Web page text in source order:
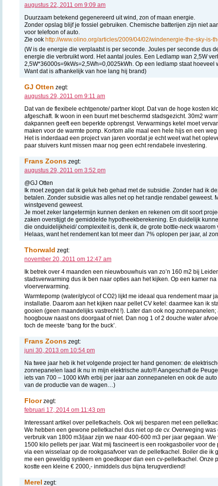
augustus 22, 2011 om 9:09 am
Duurzaam betekend gegenereerd uit wind, zon of maan energie.
Zonder opslag blijf je fossiel gebruiken. Chemische batterijen zijn niet
voor telefoon of auto.
Zie ook http://www.olino.org/articles/2009/04/02/windenergie-the-sky-is-
(W is de energie die verplaatst is per seconde. Joules per seconde dus
energie die verbruikt word. Het aantal joules. Een Ledlamp wan 2,5W
2,5W*36000s=9kWs=2,5Wh=0,0025kWh. Op een ledlamp staat hoeveel
Want dat is afhankelijk van hoe lang hij brand)
GJ Otten zegt:
augustus 29, 2011 om 9:11 am
Dat van de flexibele echtgenote/ partner klopt. Dat van de hoge kosten
afgeschaft. Ik woon in een buurt met beschermd stadsgezicht. 30m2
dakpannen geeft een beperkte opbrengst. Verwarmings ketel moet
maken voor de warmte pomp. Kortom alle maal een hele hijs en een
Het is inderdaad een project van jaren voordat je echt weet wat het
paar stuivers kunt missen maar nog geen echt rendabele investering.
Frans Zoons zegt:
augustus 29, 2011 om 3:52 pm
@GJ Otten
Ik moet zeggen dat ik geluk heb gehad met de subsidie. Zonder had ik
betalen. Zonder subsidie was alles net op het randje rendabel geweest.
winstgevend geweest.
Je moet zeker langetermijn kunnen denken en rekenen om dit soort
zaken overstijgt de gemiddelde hypotheekberekening. En duidelijk
die onduidelijkheid/ complexiteit is, denk ik, de grote bottle-neck
Helaas, want het rendement kan tot meer dan 7% oplopen per jaar, al
Thorwald zegt:
november 20, 2011 om 12:47 am
Ik betrek over 4 maanden een nieuwbouwhuis van zo’n 160 m2 bij
stadsverwarming dus ik ben naar opties aan het kijken. Op een kamer
vloerverwarming.
Warmtepomp (water/glycol of CO2) lijkt me ideaal qua rendement maar
installatie. Daarom aan het kijken naar pellet CV ketel: daarmee kan ik
gooien (geen maandelijks vastrecht !). Later dan ook nog
hoogbouw naast ons doorgaat of niet. Dan nog 1 of 2 douche water
toch de meeste ‘bang for the buck’.
Frans Zoons zegt:
juni 30, 2013 om 10:54 pm
Na twee jaar heb ik het volgende project ter hand genomen: de
zonnepanelen laad ik nu in mijn elektrische auto!!! Aangeschaft de
iets van 700 – 1000 kWh erbij per jaar aan zonnepanelen en ook de
van de productie van de wagen…)
Floorzegt:
februari 17, 2014 om 11:43 pm
Interessant artikel over pelletkachels. Ook wij besparen met een
We hebben een gewone pelletkachel dus niet op de cv. Overweging
verbruik van 1800 m3/jaar zijn we naar 400-600 m3 per jaar gegaan.
1500 kilo pellets per jaar. Wat mij fascineert is een rookgasboiler voor
via een wisselaar op de rookgasafvoer van de pelletkachel. Boiler die ik
me een geweldig systeem en goedkoper dan een cv-pelletkachel. Onze
kostte een kleine € 2000,- inmiddels dus bijna terugverdiend!
Merel zegt: